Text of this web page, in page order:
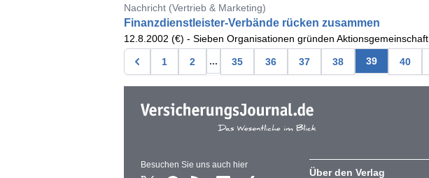
Nachricht (Vertrieb & Marketing)
Finanzdienstleister-Verbände rücken zusammen
12.8.2002 (€) - Sieben Organisationen gründen Aktionsgemeinschaft.
1 2 ... 35 36 37 38 39 40
Besuchen Sie uns auch hier
Über den Verlag